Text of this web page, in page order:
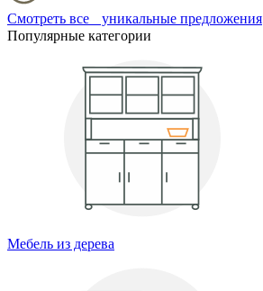
Смотреть все уникальные предложения
Популярные категории
Мебель из дерева